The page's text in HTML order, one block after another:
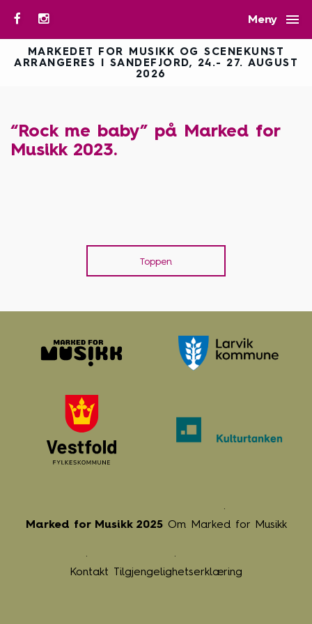
Meny 
MARKEDET FOR MUSIKK OG SCENEKUNST
ARRANGERES I SANDEFJORD, 24.- 27. AUGUST
2026
“Rock me baby” på Marked for
Musikk 2023.
Toppen
Marked for Musikk 2025 Om Marked for Musikk
Kontakt Tilgjengelighetserklæring